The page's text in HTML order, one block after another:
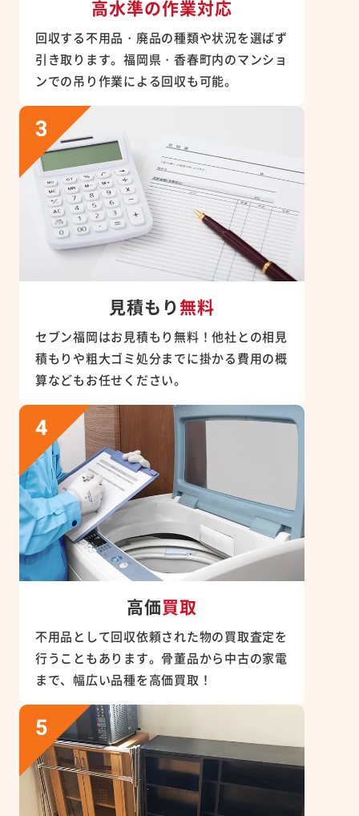
高水準の作業対応
回収する不用品・廃品の種類や状況を選ばず
引き取ります。福岡県・香春町内のマンショ
ンでの吊り作業による回収も可能。
見積もり無料
セブン福岡はお見積もり無料！他社との相見
積もりや粗大ゴミ処分までに掛かる費用の概
算などもお任せください。
高価買取
不用品として回収依頼された物の買取査定を
行うこともあります。骨董品から中古の家電
まで、幅広い品種を高価買取！